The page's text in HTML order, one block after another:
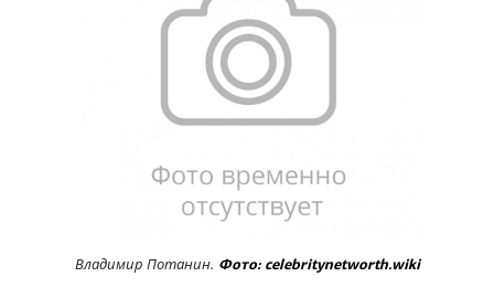
Владимир Потанин. Фото: celebritynetworth.wiki